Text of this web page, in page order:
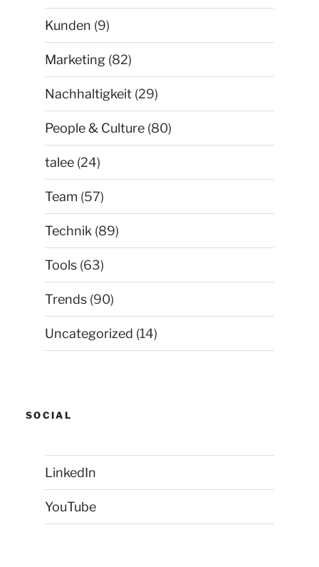
Kunden (9)
Marketing (82)
Nachhaltigkeit (29)
People & Culture (80)
talee (24)
Team (57)
Technik (89)
Tools (63)
Trends (90)
Uncategorized (14)
SOCIAL
LinkedIn
YouTube